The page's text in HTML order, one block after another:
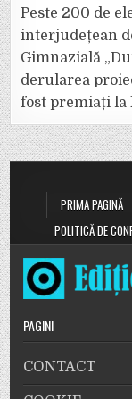
Peste 200 de
interjudețean
Gimnazială
derularea
fost premiați la
PRIMA PAGINĂ
POLITICĂ DE
PAGINI
CONTACT